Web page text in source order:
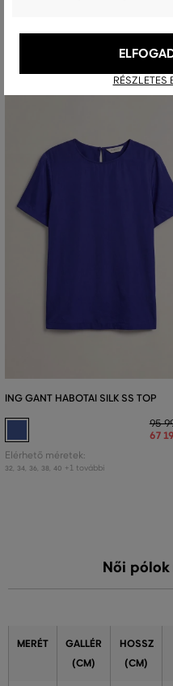
ING GANT HABOTAI SILK SS TOP
95
67
Elérhető méretek:
32 34 36 38 40 +1 további
Női
MERÉT
GALLÉR
(CM)
HOSSZ
(CM)
RÉSZLETES